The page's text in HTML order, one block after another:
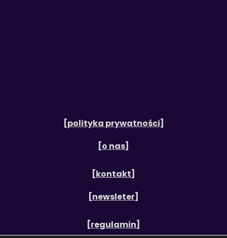
[polityka prywatności]
[o nas]
[kontakt]
[newsleter]
[regulamin]